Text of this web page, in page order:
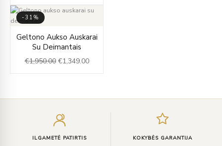
-31%
Geltono Aukso Auskarai
Su Deimantais
€1,950.00
price
was:
€1,950.00.
€1,349.00
price
€1,349.00.
ILGAMETĖ PATIRTIS KOKYBĖS GARANTIJA